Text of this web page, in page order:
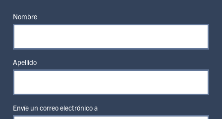
Nombre
Apellido
Envíe un correo electrónico a